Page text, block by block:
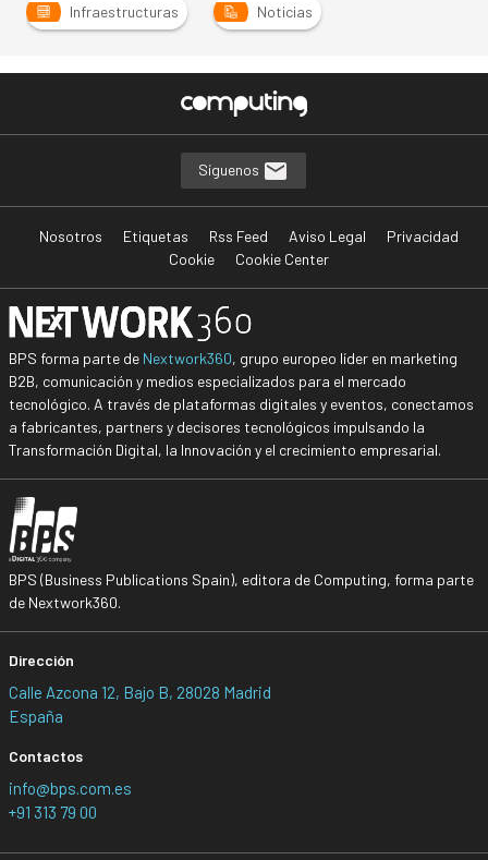
Infraestructuras Noticias
Síguenos
Nosotros Etiquetas Rss Feed Aviso Legal
Privacidad
Cookie
Cookie Center
BPS forma parte de Nextwork360, grupo europeo líder en marketing
B2B, comunicación y medios especializados para el mercado
tecnológico. A través de plataformas digitales y eventos, conectamos
a fabricantes, partners y decisores tecnológicos impulsando la
Transformación Digital, la Innovación y el crecimiento empresarial.
BPS (Business Publications Spain), editora de Computing, forma parte
de Nextwork360.
Dirección
Calle Azcona 12, Bajo B, 28028 Madrid
España
Contactos
info@bps.com.es
+91 313 79 00